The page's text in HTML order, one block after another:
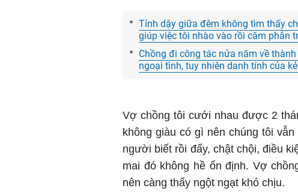
Tỉnh dậy giữa đêm không tìm thấy
giúp việc tôi nhào vào rồi căm phẫn
Chồng đi công tác nửa năm về
ngoại tình, tuy nhiên danh tính của
Vợ chồng tôi cưới nhau được 2
không giàu có gì nên chúng tôi
người biết rồi đấy, chật chội, điều
mai đó không hề ổn định. Vợ
nên càng thấy ngột ngạt khó chịu.